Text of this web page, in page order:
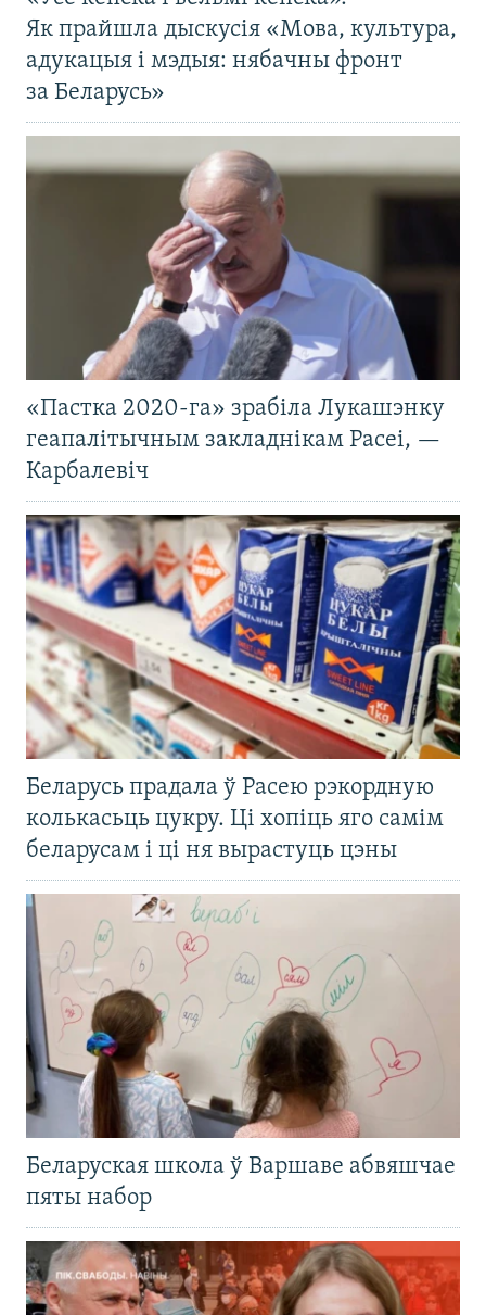
Як прайшла дыскусія «Мова, культура,
адукацыя і мэдыя: нябачны фронт
за Беларусь»
«Пастка 2020-га» зрабіла Лукашэнку
геапалітычным закладнікам Расеі, —
Карбалевіч
Беларусь прадала ў Расею рэкордную
колькасьць цукру. Ці хопіць яго самім
беларусам і ці ня вырастуць цэны
Беларуская школа ў Варшаве абвяшчае
пяты набор